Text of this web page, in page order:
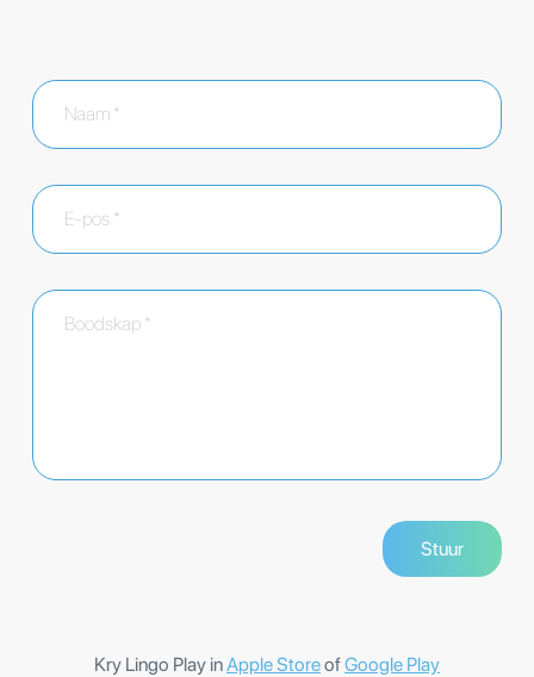
Kry Lingo Play inApple StoreofGoogle Play